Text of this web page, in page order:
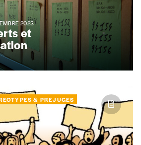
2023
et
& PRÉJUGÉS